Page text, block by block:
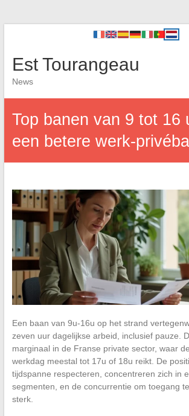
Est Tourangeau
News
Top banen van 9 tot 16
een betere werk-
Een baan van 9u-16u op het strand
zeven uur dagelijkse arbeid, inclusief pauze.
marginaal in de Franse private sector, waar
werkdag meestal tot 17u of 18u reikt. De
tijdspanne respecteren, concentreren zich in
segmenten, en de concurrentie om toegang
sterk.